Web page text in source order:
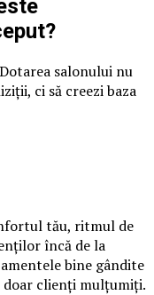
salonului nu
ci să creezi baza
tău, ritmul de
încă de la
bine gândite
doar clienți mulțumiți.